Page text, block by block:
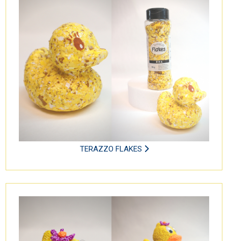
TERAZZO FLAKES